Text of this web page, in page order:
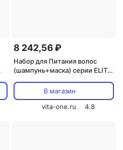
8 242,56 ₽
Набор для Питания волос
(шампунь+маска) серии ELITE
1000мл+1000мл
В магазин
vita-one.ru
4.8